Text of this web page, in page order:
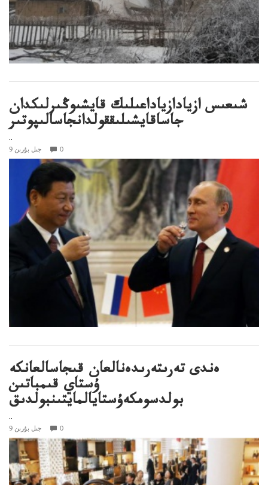
شىعىس ازيادازياداعىلىك قايشىوڭىرلىكدان
جاساقايشىلىققولدانجاسالىپوتىر
..
9 جىل بۇرىن 0
ەندى تەرىتەرىدەنالعان قىجاسالعانكە
ۇستاي قىمباتىن
بولدسومكەۇستايالمايتىنبولدىق
..
9 جىل بۇرىن 0